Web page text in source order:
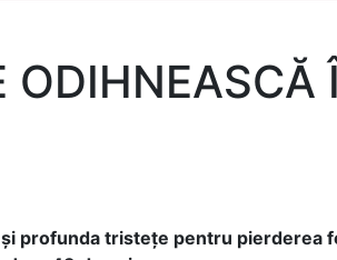
profunda tristețe pentru pierderea